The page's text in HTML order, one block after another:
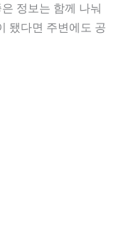
정보는 함께 나눠
됐다면 주변에도 공